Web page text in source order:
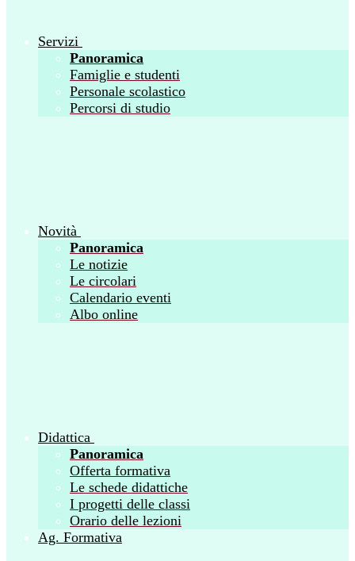
Servizi
Panoramica
Famiglie e studenti
Personale scolastico
Percorsi di studio
Novità
Panoramica
Le notizie
Le circolari
Calendario eventi
Albo online
Didattica
Panoramica
Offerta formativa
Le schede didattiche
I progetti delle classi
Orario delle lezioni
Ag. Formativa